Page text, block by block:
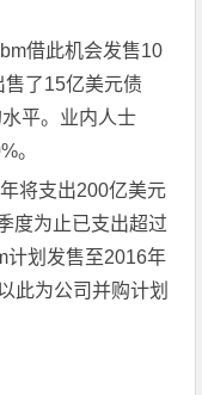
借此机会发售10
了15亿美元债
平。业内人士
。
将支出200亿美元
度为止已支出超过
计划发售至2016年
此为公司并购计划